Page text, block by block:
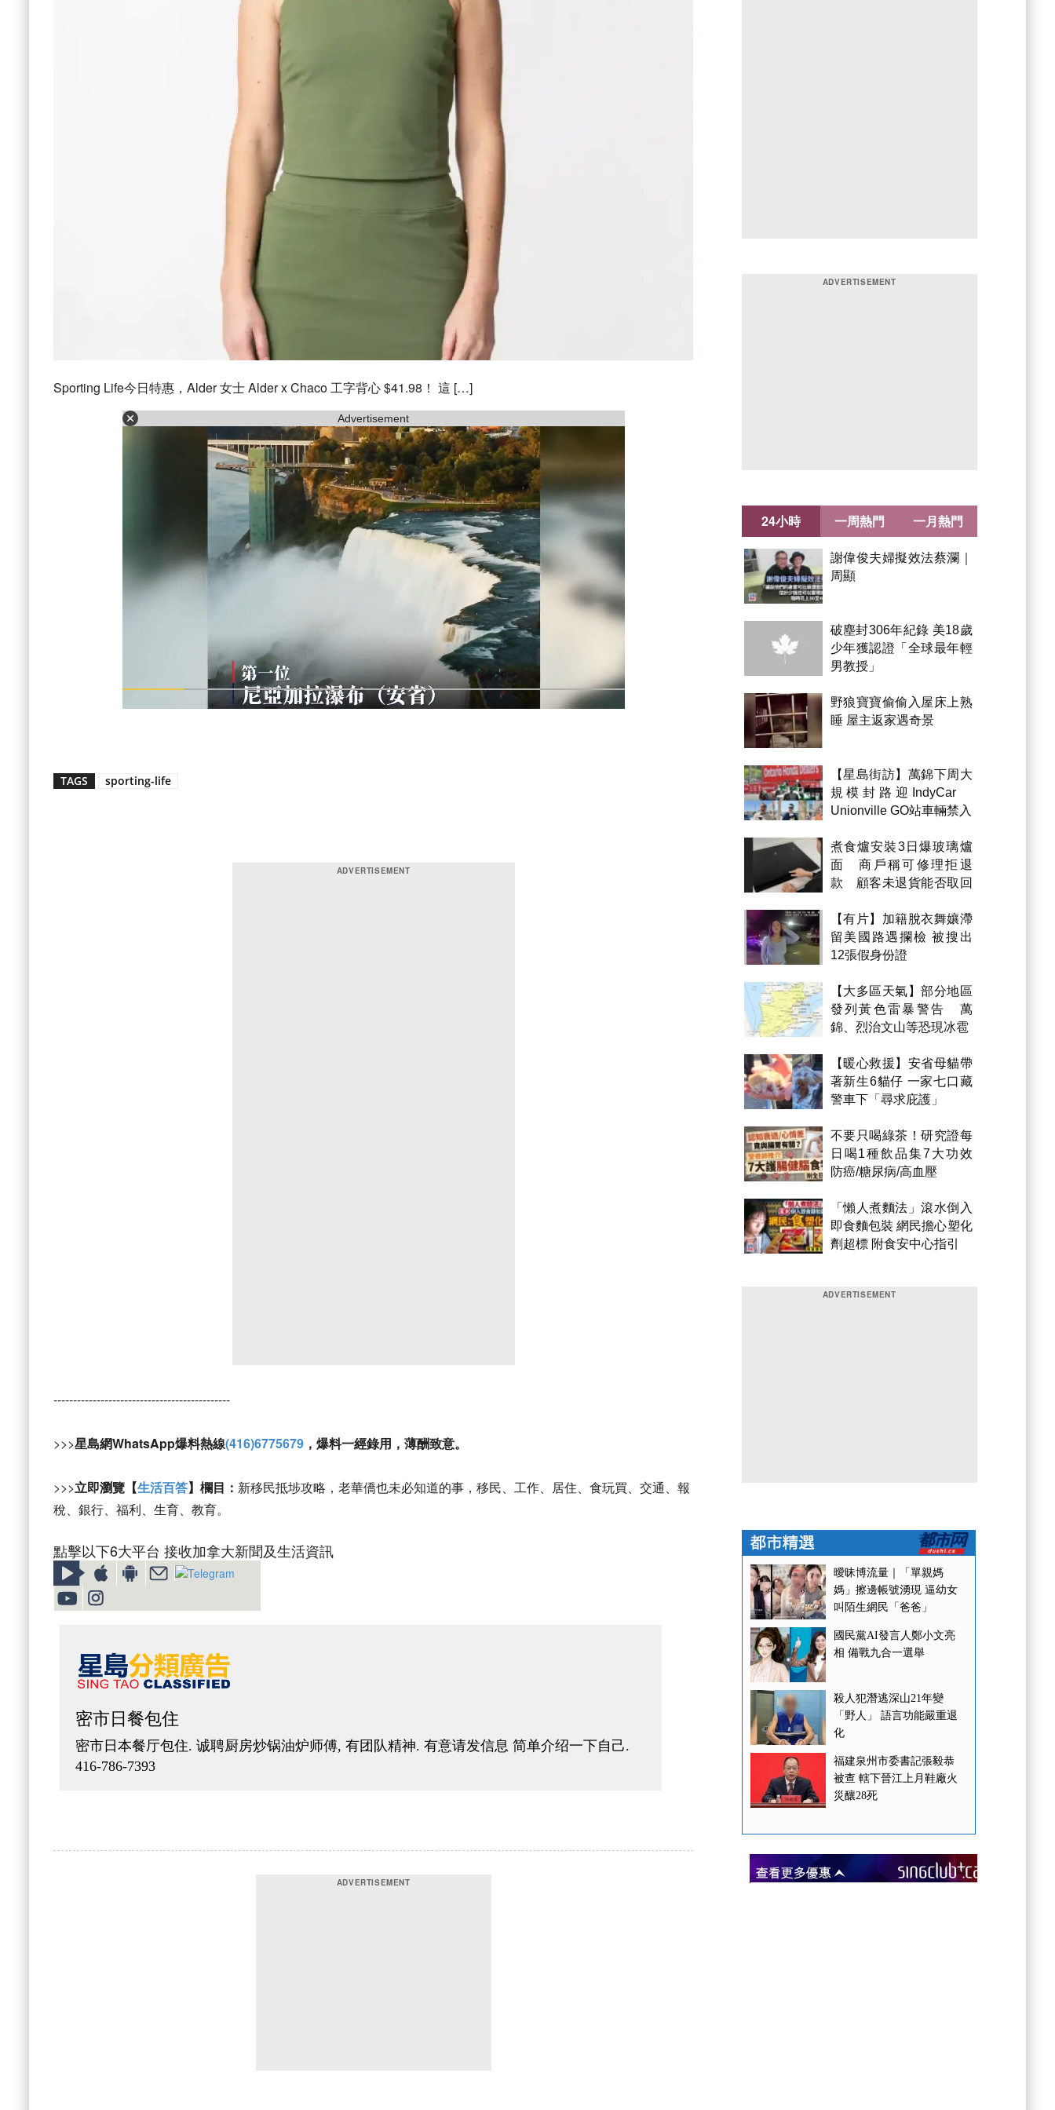
Sporting Life今日特惠，Alder 女士 Alder x Chaco 工字背心 $41.98！ 這 […]
Advertisement
TAGS sporting-life
---------------------------------------------
>>>星島網WhatsApp爆料熱線(416)6775679 ，爆料一經錄用，薄酬致意。
>>>立即瀏覽【生活百答】欄目： 新移民抵埗攻略，老華僑也未必知道的事，移民、工作、居住、食玩買、交通、報
稅、銀行、福利、生育、教育。
點擊以下6大平台 接收加拿大新聞及生活資訊
24小時
謝偉俊夫婦擬效法蔡瀾｜
周顯
破塵封306年紀錄 美18歲
少年獲認證「全球最年輕
男教授」
野狼寶寶偷偷入屋床上熟
睡 屋主返家遇奇景
【星島街訪】萬錦下周大
規模封路迎IndyCar
Unionville GO站車輛禁入
煮食爐安裝3日爆玻璃爐
面 商戶稱可修理拒退
款 顧客未退貨能否取回
【有片】加籍脫衣舞孃滯
留美國路遇攔檢 被搜出
12張假身份證
【大多區天氣】部分地區
發列黃色雷暴警告 萬
錦、烈治文山等恐現冰雹
【暖心救援】安省母貓帶
著新生6貓仔 一家七口藏
警車下「尋求庇護」
不要只喝綠茶！研究證每
日喝1種飲品集7大功效
防癌/糖尿病/高血壓
「懶人煮麵法」滾水倒入
即食麵包裝 網民擔心塑化
劑超標 附食安中心指引
一周熱門 一月熱門